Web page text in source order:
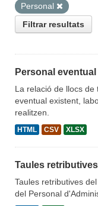
Personal
Filtrar resultats
Personal
La relació de llocs
eventual existent,
realitzen.
HTML CSV XLSX
Taules retributives
Taules retributives
del Personal